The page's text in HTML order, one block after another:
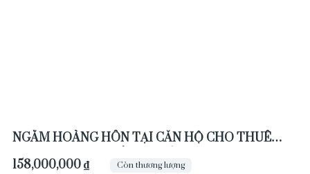
NGẮM HOÀNG HÔN TẠI CĂN HỘ CHO THUÊ
EMPIRE CITY 4 PHÒNG NGỦ
158,000,000 ₫ Còn thương lượng